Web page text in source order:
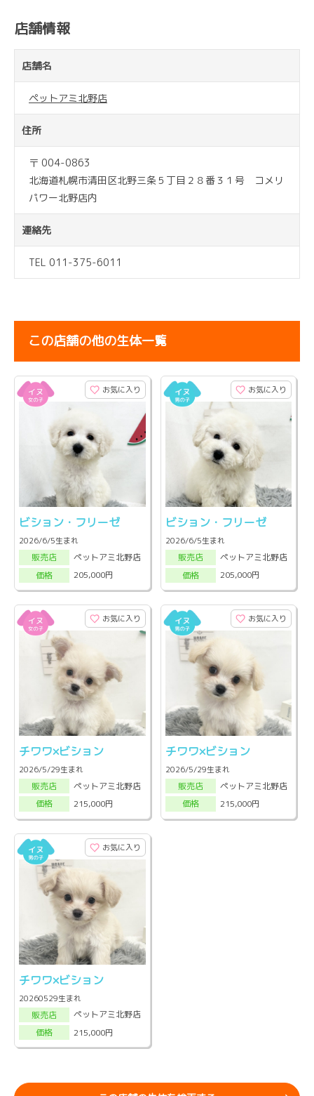
店舗情報
店舗名
ペットアミ北野店
住所
〒 004-0863
北海道札幌市清田区北野三条５丁目２８番３１号 コメリ
パワー北野店内
連絡先
TEL 011-375-6011
この店舗の他の生体一覧
お気に入り
ビション・フリーゼ
2026/6/5生まれ
販売店
ペットアミ北野店
価格
205,000円
お気に入り
ビション・フリーゼ
2026/6/5生まれ
販売店
ペットアミ北野店
価格
205,000円
お気に入り
チワワ×ビション
2026/5/29生まれ
販売店
ペットアミ北野店
価格
215,000円
お気に入り
チワワ×ビション
2026/5/29生まれ
販売店
ペットアミ北野店
価格
215,000円
お気に入り
チワワ×ビション
20260529生まれ
販売店
ペットアミ北野店
価格
215,000円